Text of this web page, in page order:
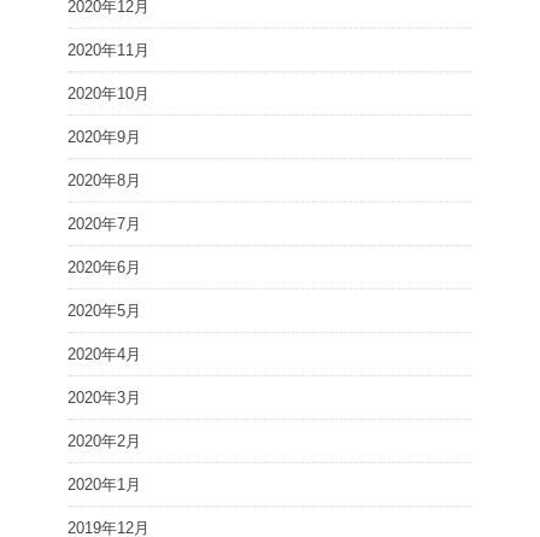
2020年12月
2020年11月
2020年10月
2020年9月
2020年8月
2020年7月
2020年6月
2020年5月
2020年4月
2020年3月
2020年2月
2020年1月
2019年12月